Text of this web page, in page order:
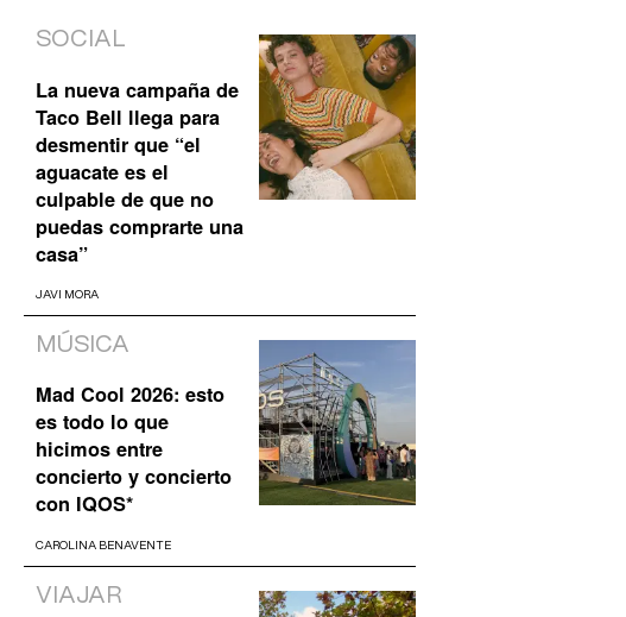
SOCIAL
La nueva campaña de
Taco Bell llega para
desmentir que “el
aguacate es el
culpable de que no
puedas comprarte una
casa”
JAVI MORA
MÚSICA
Mad Cool 2026: esto
es todo lo que
hicimos entre
concierto y concierto
con IQOS*
CAROLINA BENAVENTE
VIAJAR